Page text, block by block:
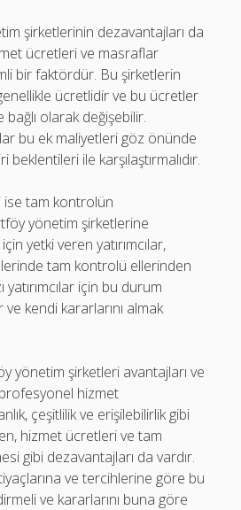
şirketlerinin dezavantajları da
ücretleri ve masraflar
bir faktördür. Bu şirketlerin
ücretlidir ve bu ücretler
olarak değişebilir.
bu ek maliyetleri göz önünde
beklentileri ile karşılaştırmalıdır.
ise tam kontrolün
yönetim şirketlerine
yetki veren yatırımcılar,
tam kontrolü ellerinden
yatırımcılar için bu durum
kendi kararlarını almak
yönetim şirketleri avantajları ve
hizmet
çeşitlilik ve erişilebilirlik gibi
hizmet ücretleri ve tam
gibi dezavantajları da vardır.
ve tercihlerine göre bu
ve kararlarını buna göre